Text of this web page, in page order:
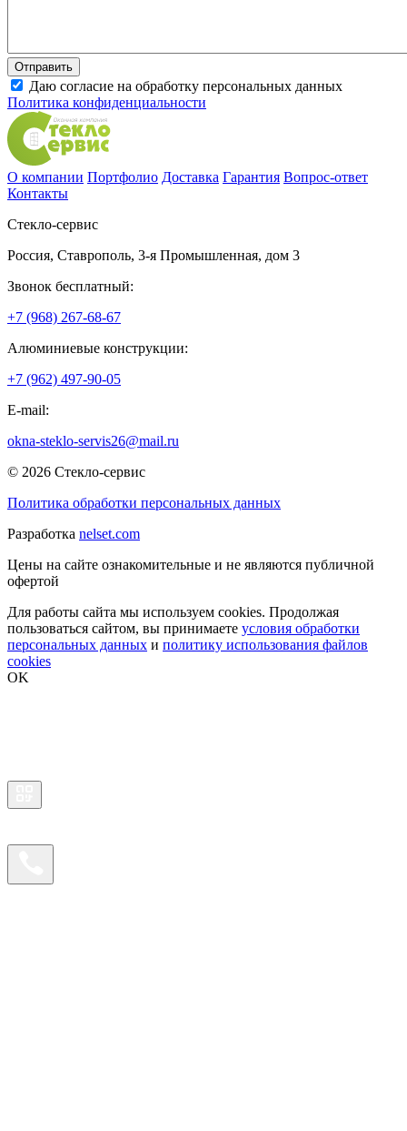
Даю согласие на обработку персональных данных
Политика конфиденциальности
О компании Портфолио Доставка Гарантия Вопрос-ответ
Контакты
Стекло-сервис
Россия, Ставрополь, 3-я Промышленная, дом 3
Звонок бесплатный:
+7 (968) 267-68-67
Алюминиевые конструкции:
+7 (962) 497-90-05
E-mail:
okna-steklo-servis26@mail.ru
© 2026 Стекло-сервис
Политика обработки персональных данных
Разработка nelset.com
Цены на сайте ознакомительные и не являются публичной
офертой
Для работы сайта мы используем cookies. Продолжая
пользоваться сайтом, вы принимаете условия обработки
персональных данных и политику использования файлов
cookies
OK